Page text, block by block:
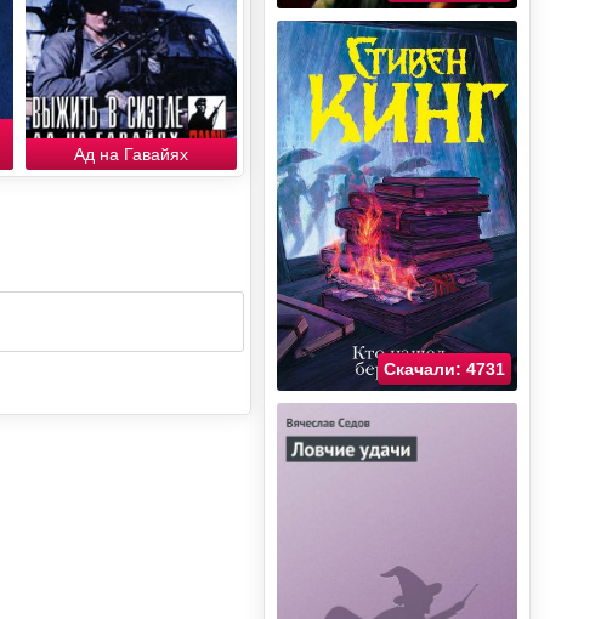
Ад на Гавайях
Скачали: 4731